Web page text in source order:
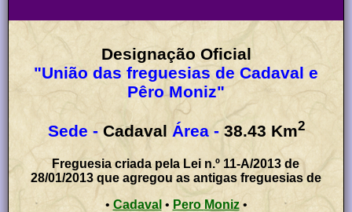
Designação Oficial
"União das freguesias de Cadaval e
Pêro Moniz"
Sede - Cadaval Área - 38.43 Km2
Freguesia criada pela Lei n.º 11-A/2013 de
28/01/2013 que agregou as antigas freguesias de
• Cadaval • Pero Moniz•